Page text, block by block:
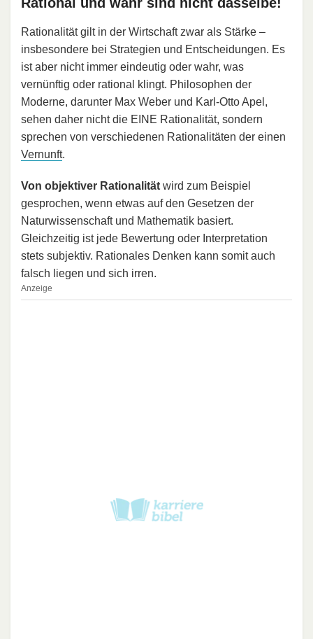
Rationalität gilt in der Wirtschaft zwar als Stärke –
insbesondere bei Strategien und Entscheidungen. Es
ist aber nicht immer eindeutig oder wahr, was
vernünftig oder rational klingt. Philosophen der
Moderne, darunter Max Weber und Karl-Otto Apel,
sehen daher nicht die EINE Rationalität, sondern
sprechen von verschiedenen Rationalitäten der einen
Vernunft.
Von objektiver Rationalität wird zum Beispiel
gesprochen, wenn etwas auf den Gesetzen der
Naturwissenschaft und Mathematik basiert.
Gleichzeitig ist jede Bewertung oder Interpretation
stets subjektiv. Rationales Denken kann somit auch
falsch liegen und sich irren.
Anzeige